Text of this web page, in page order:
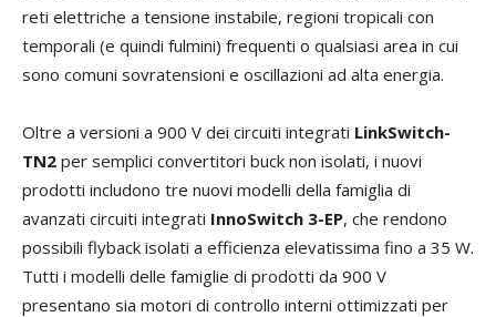
reti elettriche a tensione instabile, regioni tropicali con
temporali (e quindi fulmini) frequenti o qualsiasi area in cui
sono comuni sovratensioni e oscillazioni ad alta energia.
Oltre a versioni a 900 V dei circuiti integrati LinkSwitch-
TN2 per semplici convertitori buck non isolati, i nuovi
prodotti includono tre nuovi modelli della famiglia di
avanzati circuiti integrati InnoSwitch 3-EP, che rendono
possibili flyback isolati a efficienza elevatissima fino a 35 W.
Tutti i modelli delle famiglie di prodotti da 900 V
presentano sia motori di controllo interni ottimizzati per